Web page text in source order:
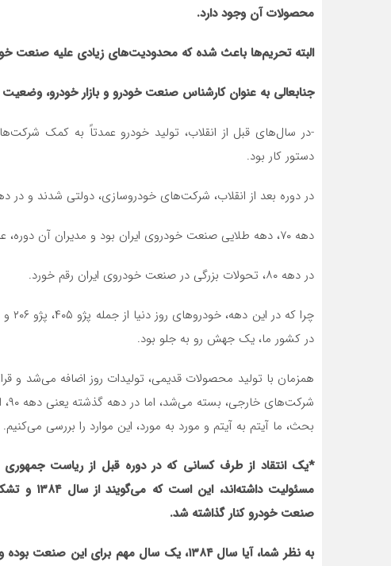
محصولات آن وجود دارد.
البته تحریم‌ها باعث شده که محدودیت‌های زیادی علیه صنعت
جنابعالی به عنوان کارشناس صنعت خودرو و بازار خودرو،
-در سال‌های قبل از انقلاب، تولید خودرو عمدتاً به کمک
دستور کار بود.
در دوره بعد از انقلاب، شرکت‌های خودروسازی، دولتی شدند و در دهه ۶۰ عملاً تولید خودرو متوقف
دهه ۷۰، دهه طلایی صنعت خودروی ایران بود و مدیران آن دوره، عمدتاً با تولید پیکان،
در دهه ۸۰، تحولات بزرگی در صنعت خودروی ایران رقم خورد.
در کشور ما، یک جهش رو به جلو بود.
همزمان با تولید محصولات قدیمی، تولیدات روز اضافه می‌شد و
بحث، ما آیتم به آیتم و مورد به مورد، این موارد را بررسی می‌کنیم.
*یک انتقاد از طرف کسانی که در دوره قبل از ریاست
مسئولیت
صنعت خودرو کنار گذاشته شد.
به نظر شما، آیا سال ۱۳۸۴، یک سال مهم برای